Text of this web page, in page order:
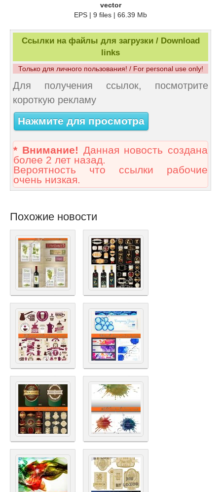
vector
EPS | 9 files | 66.39 Mb
Ссылки на файлы для загрузки / Download
links
Только для личного пользования! / For personal use only!
Для получения ссылок, посмотрите
короткую рекламу
Нажмите для просмотра
* Внимание! Данная новость создана
более 2 лет назад.
Вероятность что ссылки рабочие
очень низкая.
Похожие новости